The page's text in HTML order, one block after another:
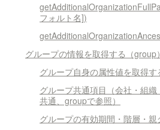
フォルト名])
グループの情報を取得する（group）
グループ自身の属性値を取得す
グループ共通項目（会社・組
共通、groupで参照）
グループの有効期間・階層・